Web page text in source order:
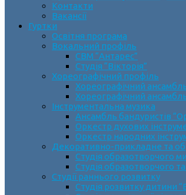
Контакти
Вакансії
Гуртки
Освітня програма
Вокальний профіль
СВМ “Антарес”
Студія “Вікторія”
Хореографічний профіль
Хореографічний
Хореографічний ансамбль
Інструментальна музика
Ансамбль бандуристів
Оркестр духових
Оркестр народних
Декоративно-прикладне та
Cтудія образотворчого
Студія образотворчого
Студії раннього розвитку
Студія розвитку дитини